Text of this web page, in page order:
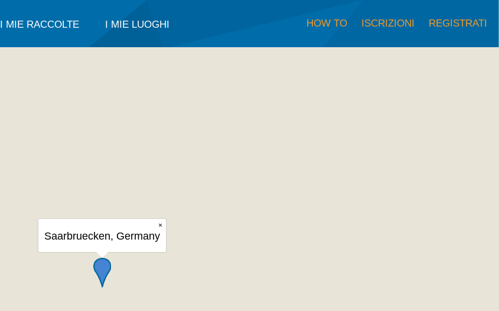
I MIE RACCOLTE I MIE LUOGHI HOW TO ISCRIZIONI REGISTRATI
×
Saarbruecken, Germany